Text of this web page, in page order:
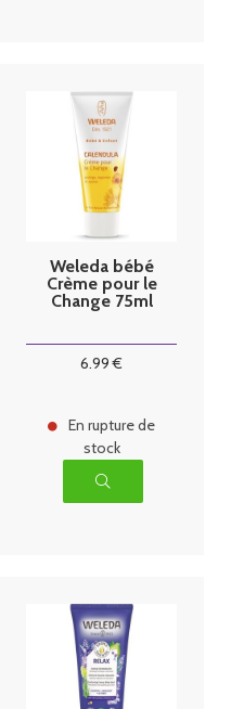
Weleda bébé
Crème pour le
Change 75ml
6.99 €
En rupture de
stock